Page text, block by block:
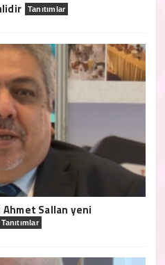
Tanıtımlar
Sallan yeni
Tanıtımlar